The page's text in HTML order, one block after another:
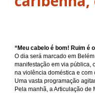
“Meu cabelo é bom! Ruim é
O dia será marcado em
manifestação em via pública,
na violência doméstica e com
Uma vasta programação
Pela manhã, a Articulação de